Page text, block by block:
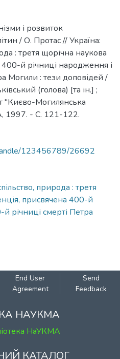
і розвиток
/ О. Протас // Україна:
: третя щорічна наукова
й річниці народження і
Могили : тези доповідей /
(голова) [та ін.] ;
"Києво-Могилянська
1997. - С. 121-122.
123456789/26692
природа : третя
присвячена 400-й
річниці смерті Петра
End User
Agreement
Send
Feedback
НАУКМА
НаУКМА
КАТАЛОГ